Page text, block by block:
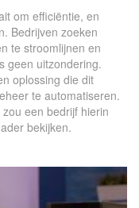
om efficiëntie, en
Bedrijven zoeken
te stroomlijnen en
geen uitzondering.
oplossing die dit
te automatiseren.
een bedrijf hierin
bekijken.